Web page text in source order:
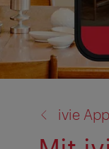
ivie App